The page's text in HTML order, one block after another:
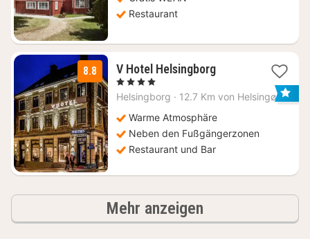
Restaurant
8.8 V Hotel Helsingborg1
ab
€
, 4 Sterne
Helsingborg · 12.7 Km von Helsingør
Warme Atmosphäre
Neben den Fußgängerzonen
Restaurant und Bar
Mehr anzeigen